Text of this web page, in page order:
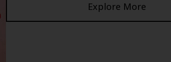
Explore More